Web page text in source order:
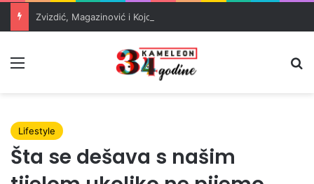
Lifestyle
Šta se dešava s našim